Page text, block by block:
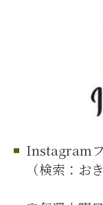
Instagram
（検索：お